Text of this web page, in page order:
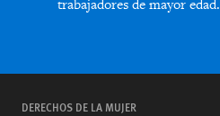
trabajadores de mayor edad.
DERECHOS DE LA MUJER